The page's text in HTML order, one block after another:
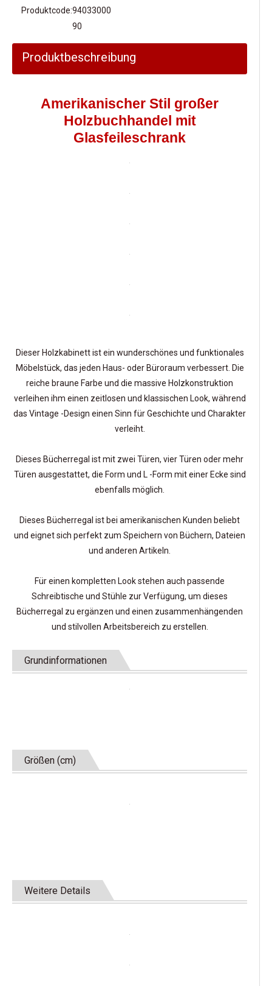
Produktcode:94033000
90
Produktbeschreibung
Amerikanischer Stil großer
Holzbuchhandel mit
Glasfeileschrank
Dieser Holzkabinett ist ein wunderschönes und funktionales
Möbelstück, das jeden Haus- oder Büroraum verbessert. Die
reiche braune Farbe und die massive Holzkonstruktion
verleihen ihm einen zeitlosen und klassischen Look, während
das Vintage -Design einen Sinn für Geschichte und Charakter
verleiht.
Dieses Bücherregal ist mit zwei Türen, vier Türen oder mehr
Türen ausgestattet, die Form und L -Form mit einer Ecke sind
ebenfalls möglich.
Dieses Bücherregal ist bei amerikanischen Kunden beliebt
und eignet sich perfekt zum Speichern von Büchern, Dateien
und anderen Artikeln.
Für einen kompletten Look stehen auch passende
Schreibtische und Stühle zur Verfügung, um dieses
Bücherregal zu ergänzen und einen zusammenhängenden
und stilvollen Arbeitsbereich zu erstellen.
Grundinformationen
Größen (cm)
Weitere Details